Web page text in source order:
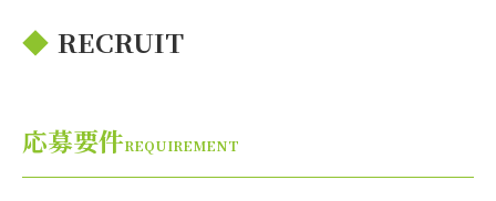
◆ RECRUIT
応募要件REQUIREMENT